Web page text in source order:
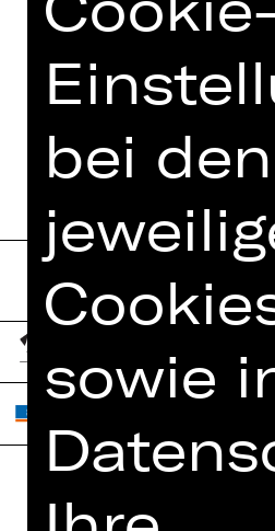
TERMINE UND
Home
bei den
sowie